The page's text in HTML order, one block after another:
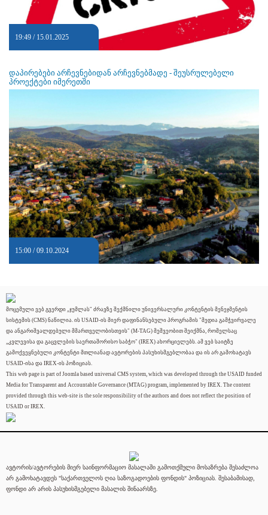
19:49 / 15.01.2025
დაპირებები არჩევნებიდან არჩევნებმადე - შეუსრულებელი
პროექტები იმერეთში
15:00 / 09.10.2024
მოცემული ვებ გვერდი „ჯუმლას" ძრავზე შექმნილი უნივერსალური კონტენტის მენეჯმენტის
სისტემის (CMS) ნაწილია. ის USAID-ის მიერ დაფინანსებული პროგრამის "მედია გამჭვირვალე
და ანგარიშვალდებული მმართველობისთვის" (M-TAG) მეშვეობით შეიქმნა, რომელსაც
„კვლევისა და გაცვლების საერთაშორისო საბჭო" (IREX) ახორციელებს. ამ ვებ საიტზე
გამოქვეყნებული კონტენტი მთლიანად ავტორების პასუხისმგებლობაა და ის არ გამოხატავს
USAID-ისა და IREX-ის პოზიციას.
This web page is part of Joomla based universal CMS system, which was developed through the USAID funded
Media for Transparent and Accountable Governance (MTAG) program, implemented by IREX. The content
provided through this web-site is the sole responsibility of the authors and does not reflect the position of
USAID or IREX.
ავტორის/ავტორების მიერ საინფორმაციო მასალაში გამოთქმული მოსაზრება შესაძლოა
არ გამოხატავდეს "საქართველოს ღია საზოგადოების ფონდის" პოზიციას. შესაბამისად,
ფონდი არ არის პასუხისმგებელი მასალის შინაარსზე.